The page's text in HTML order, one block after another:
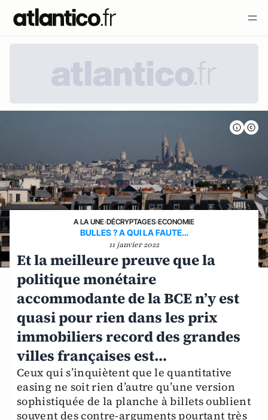
A LA UNE›DÉCRYPTAGES›ECONOMIE
BULLES ? A QUI LA FAUTE…
11 janvier 2022
Et la meilleure preuve que la
politique monétaire
accommodante de la BCE n’y est
quasi pour rien dans les prix
immobiliers record des grandes
villes françaises est…
Ceux qui s’inquiètent que le quantitative
easing ne soit rien d’autre qu’une version
sophistiquée de la planche à billets oublient
souvent des contre-arguments pourtant très